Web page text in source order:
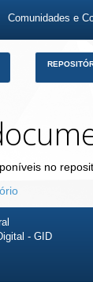
Comunidades e
no
- GID